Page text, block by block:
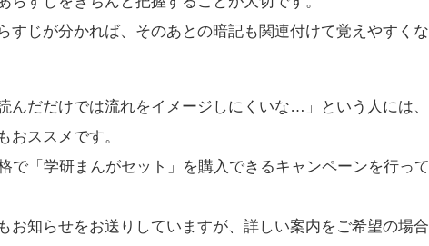
すじが分かれば、そのあとの暗記も関連付けて覚えやすくな
んだだけでは流れをイメージしにくいな…」という人には、
おススメです。
で「学研まんがセット」を購入できるキャンペーンを行って
お知らせをお送りしていますが、詳しい案内をご希望の場合